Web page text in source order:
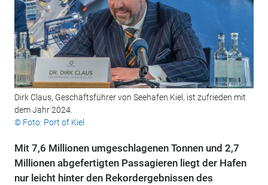
Dirk Claus, Geschäftsführer von Seehafen Kiel, ist zufrieden mit
dem Jahr 2024.
© Foto: Port of Kiel
Mit 7,6 Millionen umgeschlagenen Tonnen und 2,7
Millionen abgefertigten Passagieren liegt der Hafen
nur leicht hinter den Rekordergebnissen des